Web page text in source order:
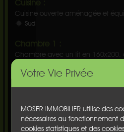
Votre Vie Privée
MOSER IMMOBILIER utilise des
nécessaires au fonctionnement
cookies statistiques et des
Cuisine :
Cuisine ouverte aménagée et
Sud
Chambre 1 :
Chambre avec un lit en 160x200,
Salle d'eau :
vasque, sèche-serviettes,
Terrasse couverte :